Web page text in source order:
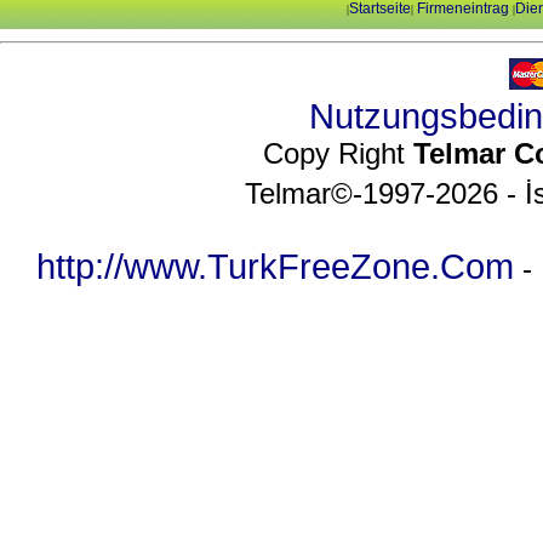
|Startseite| Firmeneintrag |
Copy Right Telmar
Telmar©-1997-2026 -
http://www.TurkFreeZone.Com -